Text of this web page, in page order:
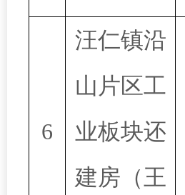
6
汪仁镇沿
山片区工
业板块还
建房（王